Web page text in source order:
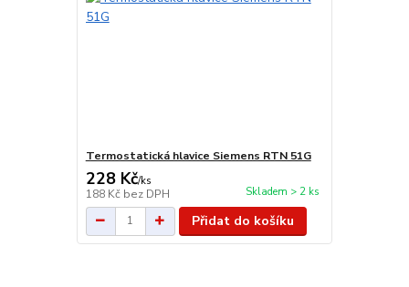
Termostatická hlavice Siemens RTN 51G
228 Kč/ks
188 Kč bez DPH Skladem > 2 ks
Přidat do košíku